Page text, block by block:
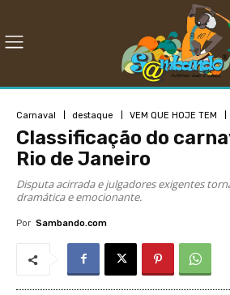
Carnaval destaque VEM QUE HOJE TEM
Classificação do
Rio de Janeiro
Disputa acirrada e julgadores exigentes
dramática e emocionante.
Por Sambando.com